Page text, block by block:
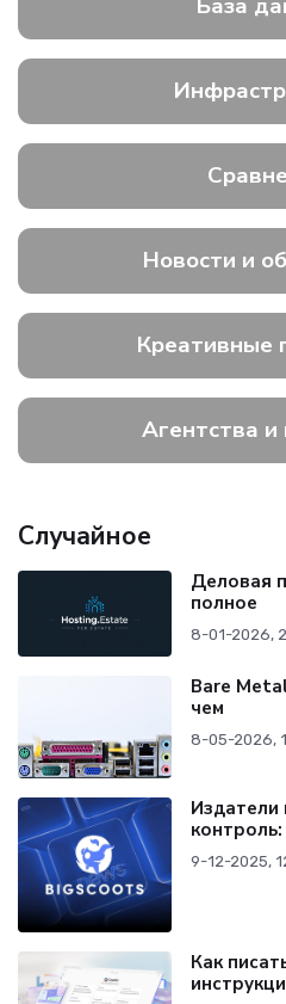
Новости и
Креативные
Агентства
Случайное
Деловая
полное
8-01-2026,
Bare
чем
8-05-2026,
Издатели
контроль:
9-12-2025,
Как